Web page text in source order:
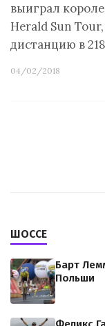
выиграл
Herald Sun
дистанцию в
04/02/2018
ШОССЕ
Барт
Польши